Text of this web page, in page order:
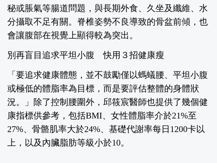
秘或脹氣等腸道問題，與長期外食、久坐及纖維、水
分攝取不足有關。脊椎姿勢不良導致的骨盆前傾，也
會讓腹部在視覺上顯得較為突出。
別再盲目追求平坦小腹 快用３招健康瘦
「要追求健康體態，並不鼓勵僅以螞蟻腰、平坦小腹
或極低的體脂率為目標，而是要評估整體的身體狀
況。」除了控制腰圍外，邱筱宸醫師也提供了幾個健
康指標供參考，包括BMI、女性體脂率介於21%至
27%、骨骼肌率大於24%、基礎代謝率每日1200卡以
上，以及內臟脂肪等級小於10。